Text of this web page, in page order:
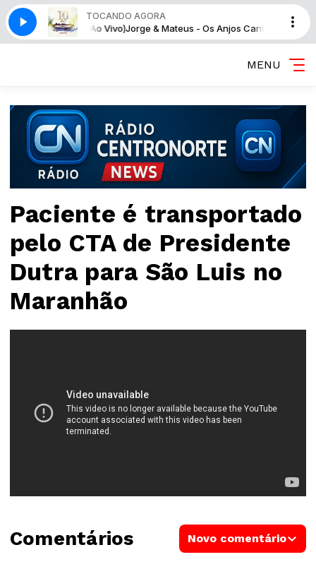
TOCANDO AGORA
Cantam (Ao Vivo) Jorge & Mateus - Os Anjos Cantam (Ao Vivo)
MENU
Paciente é transportado
pelo CTA de Presidente
Dutra para São Luis no
Maranhão
Comentários Novo comentário